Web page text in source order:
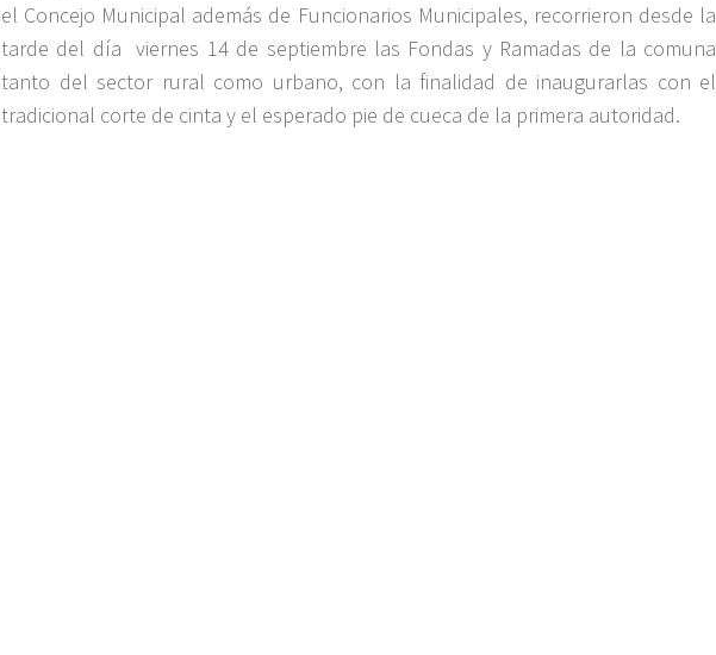
el Concejo Municipal además de Funcionarios Municipales, recorrieron desde la
tarde del día viernes 14 de septiembre las Fondas y Ramadas de la comuna
tanto del sector rural como urbano, con la finalidad de inaugurarlas con el
tradicional corte de cinta y el esperado pie de cueca de la primera autoridad.